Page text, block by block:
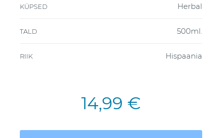
KÜPSED Herbal
TALD 500ml.
RIIK Hispaania
14,99 €